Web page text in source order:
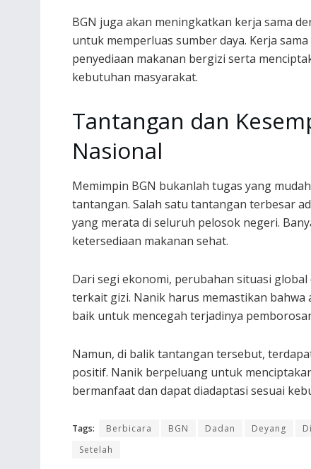
BGN juga akan meningkatkan kerja sama
untuk memperluas sumber daya. Kerja
penyediaan makanan bergizi serta
kebutuhan masyarakat.
Tantangan dan
Nasional
Memimpin BGN bukanlah tugas yang
tantangan. Salah satu tantangan terbesar
yang merata di seluruh pelosok negeri.
ketersediaan makanan sehat.
Dari segi ekonomi, perubahan situasi
terkait gizi. Nanik harus memastikan bahwa
baik untuk mencegah terjadinya
Namun, di balik tantangan tersebut,
positif. Nanik berpeluang untuk
bermanfaat dan dapat diadaptasi sesuai
Tags: Berbicara BGN Dadan Deyang
Setelah